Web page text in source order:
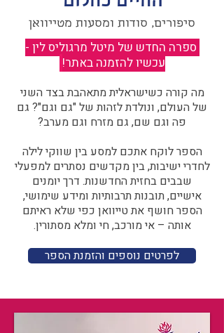
סיפורים, סודות ומסעות מטייוואן
ספרה החדש של מיטל מרגוליס לין -
עכשיו להזמנה באתר!
מה קורה כשישראלית מתאהבת בצד השני
של העולם, ונולדת לזהות של "גם וגם"? גם
פה וגם שם, גם מזרח וגם מערב?​​
הספר לוקח אתכם למסע בין שווקי לילה
לחדרי ישיבות, בין מקדשים נסתרים למפעלי
שבבים בחזית החדשנות. דרך יומנים
אישיים, תובנות תרבותיות ומידע שימושי,
הספר חושף את טייוואן כפי שלא ראיתם
אותה – אי מורכב, חי ומלא מסתורין.
לפרטים נוספים והזמנת הספר